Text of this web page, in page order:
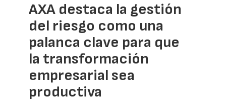
AXA destaca la gestión
del riesgo como una
palanca clave para que
la transformación
empresarial sea
productiva